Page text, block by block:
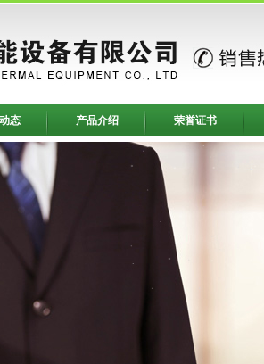
态 产品介绍 荣誉证书